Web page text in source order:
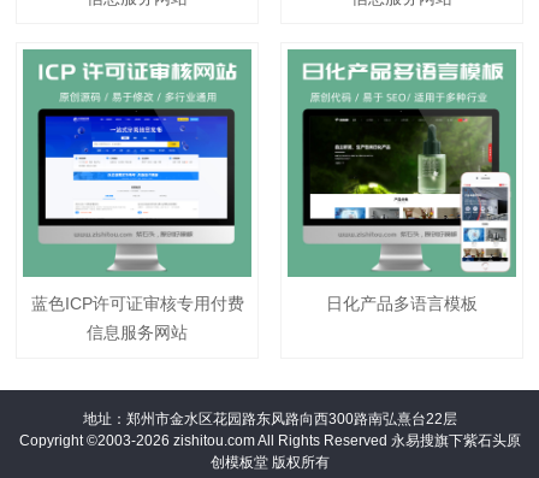
蓝色ICP许可证审核专用付费
信息服务网站
日化产品多语言模板
地址：郑州市金水区花园路东风路向西300路南弘熹台22层
Copyright ©2003-2026 zishitou.com All Rights Reserved 永易搜旗下紫石头原
创模板堂 版权所有